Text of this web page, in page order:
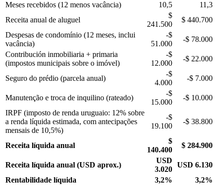
Meses recebidos (12 menos vacância)
10,5
11,3
Receita anual de aluguel
$
241.500
$ 440.700
Despesas de condomínio (12 meses, inclui
vacância)
-$
51.000
-$ 78.000
Contribución inmobiliaria + primaria
(impostos municipais sobre o imóvel)
-$
12.000
-$ 22.000
Seguro do prédio (parcela anual)
-$
4.000
-$ 7.000
Manutenção e troca de inquilino (rateado)
-$
15.000
-$ 10.000
IRPF (imposto de renda uruguaio: 12% sobre
a renda líquida estimada, com antecipações
mensais de 10,5%)
-$
19.100
-$ 38.800
Receita líquida anual
$
140.400
$ 284.900
Receita líquida anual (USD aprox.)
USD
3.020
USD 6.130
Rentabilidade líquida
3,2% 3,2%